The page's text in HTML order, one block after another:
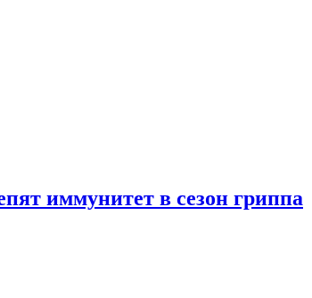
иммунитет в сезон гриппа